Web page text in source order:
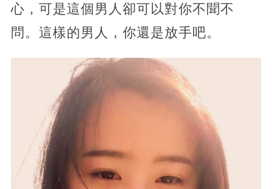
心，可是這個男人卻可以對你不聞不
問。這樣的男人，你還是放手吧。